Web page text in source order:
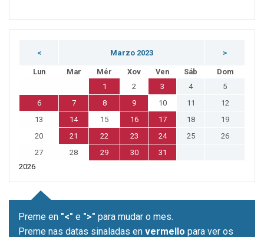
< Marzo 2023 >
Lun Mar Mér Xov Ven Sáb
Dom
1
2 3 4
5
6
7 8 9 10 11
12
13
14 15 16 17 18
19
20
21 22 23 24 25
26
27
28 29 30
31
2026
Preme en "<" e ">" para mudar o mes.
Preme nas datas sinaladas en vermello para ver os